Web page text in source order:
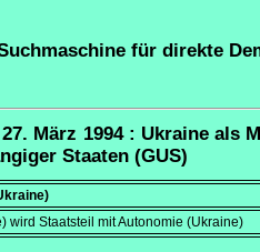
für direkte
März 1994 : Ukraine als
Staaten (GUS)
wird Staatsteil mit Autonomie (Ukraine)